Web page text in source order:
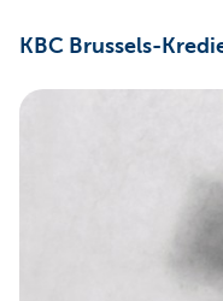
KBC Brussels-